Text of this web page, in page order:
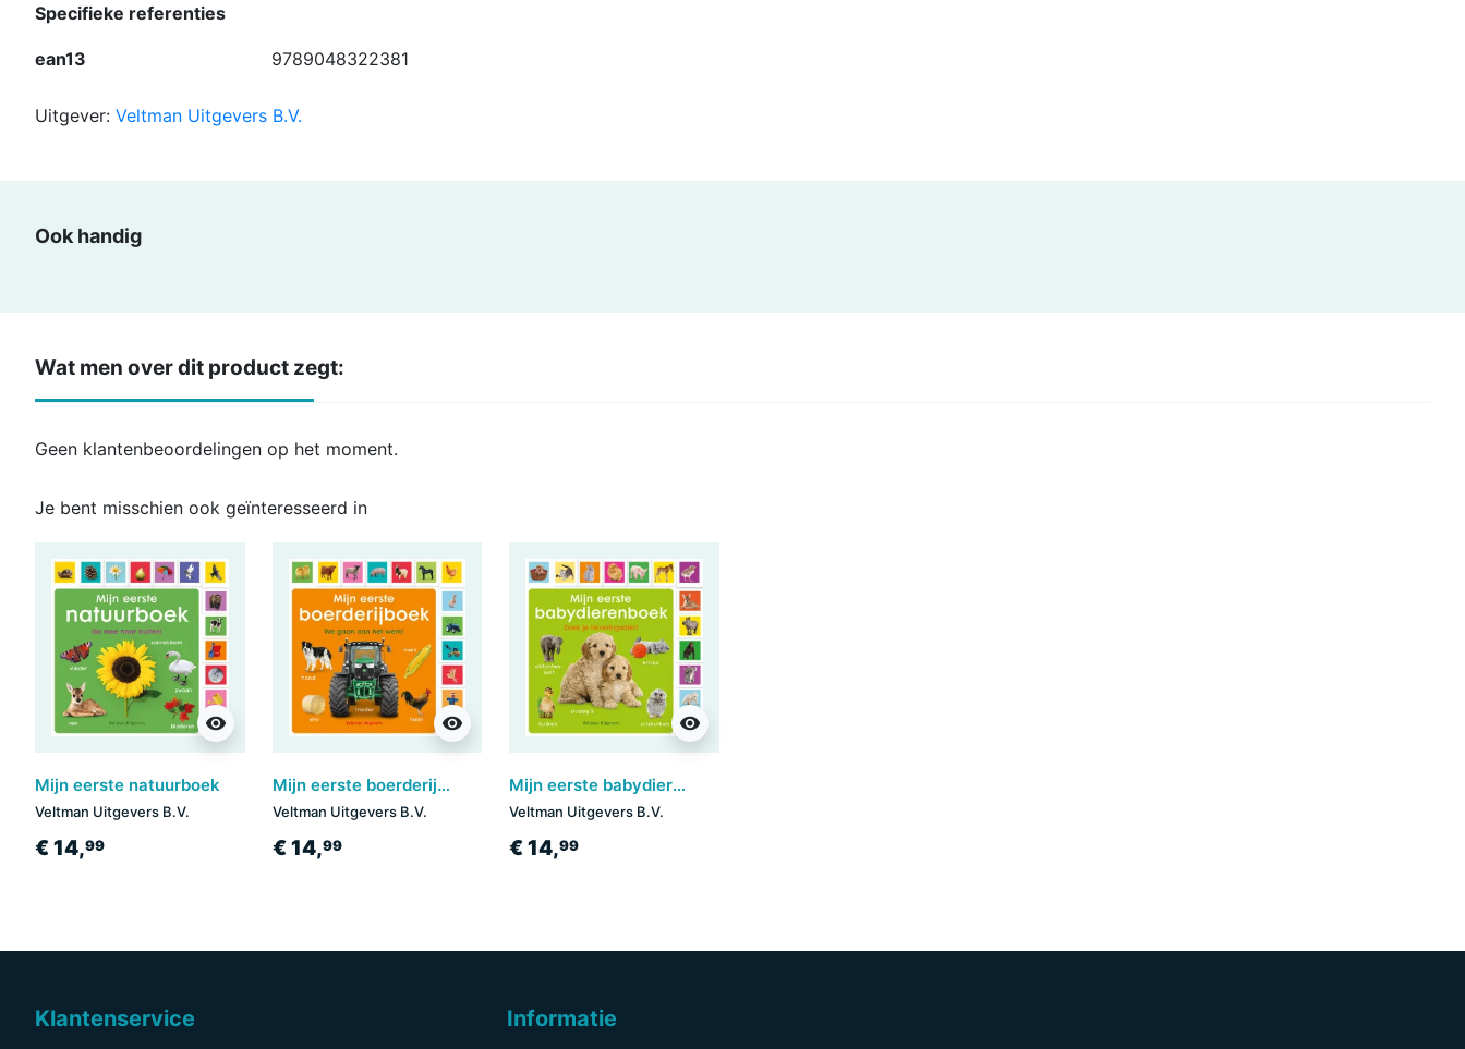
Specifieke referenties
ean13 9789048322381
Uitgever: Veltman Uitgevers B.V.
Ook handig
Wat men over dit product zegt:
Geen klantenbeoordelingen op het moment.
Je bent misschien ook geïnteresseerd in
visibility
Mijn eerste natuurboek
Veltman Uitgevers B.V.
€ 14,99
visibility
Mijn eerste boerderijboek
Veltman Uitgevers B.V.
€ 14,99
visibility
Mijn eerste babydierenboek
Veltman Uitgevers B.V.
€ 14,99
Klantenservice Informatie